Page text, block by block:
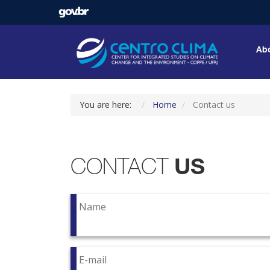
You are here: Home Contact us
CONTACT US